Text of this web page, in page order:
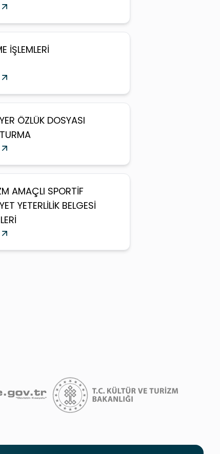
İŞLEMLERİ
ÖZLÜK DOSYASI
AMAÇLI SPORTİF
YETERLİLİK BELGESİ